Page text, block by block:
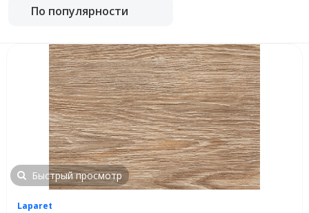
По популярности
Быстрый просмотр
Laparet